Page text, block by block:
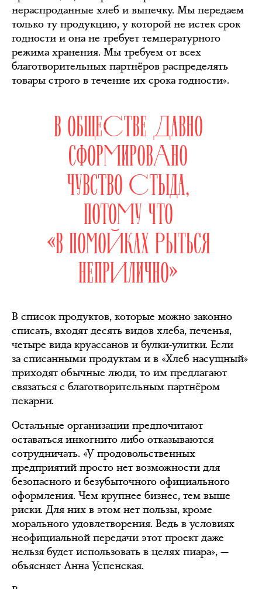
нераспроданные хлеб и выпечку. Мы передаем
только ту продукцию, у которой не истек срок
годности и она не требует температурного
режима хранения. Мы требуем от всех
благотворительных партнёров распределять
товары строго в течение их срока годности».
В ОБЩЕСТВЕ ДАВНО
СФОРМИРОВАНО
ЧУВСТВО СТЫДА,
ПОТОМУ ЧТО
«В ПОМОЙКАХ РЫТЬСЯ
НЕПРИЛИЧНО»
В список продуктов, которые можно законно
списать, входят десять видов хлеба, печенья,
четыре вида круассанов и булки-улитки. Если
за списанными продуктам и в «Хлеб насущный»
приходят обычные люди, то им предлагают
связаться с благотворительным партнёром
пекарни.
Остальные организации предпочитают
оставаться инкогнито либо отказываются
сотрудничать. «У продовольственных
предприятий просто нет возможности для
безопасного и безубыточного официального
оформления. Чем крупнее бизнес, тем выше
риски. Для них в этом нет пользы, кроме
морального удовлетворения. Ведь в условиях
неофициальной передачи этот проект даже
нельзя будет использовать в целях пиара», —
объясняет Анна Успенская.